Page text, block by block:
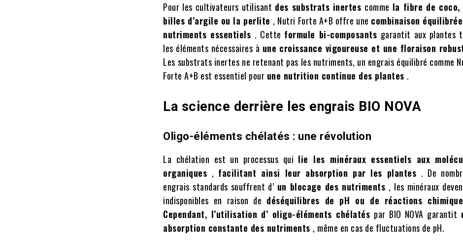
Pour les cultivateurs utilisant des substrats inertes comme la fibre de coco,
billes d’argile ou la perlite , Nutri Forte A+B offre une combinaison
nutriments essentiels . Cette formule bi-composants garantit aux plantes
les éléments nécessaires à une croissance vigoureuse et une floraison
Les substrats inertes ne retenant pas les nutriments, un engrais équilibré comme
Forte A+B est essentiel pour une nutrition continue des plantes .
La science derrière les engrais BIO NOVA
Oligo-éléments chélatés : une révolution
La chélation est un processus qui lie les minéraux essentiels aux
organiques , facilitant ainsi leur absorption par les plantes . De
engrais standards souffrent d’ un blocage des nutriments , les minéraux
indisponibles en raison de déséquilibres de pH ou de réactions
Cependant, l’utilisation d’ oligo-éléments chélatés par BIO NOVA garantit
absorption constante des nutriments , même en cas de fluctuations de pH.